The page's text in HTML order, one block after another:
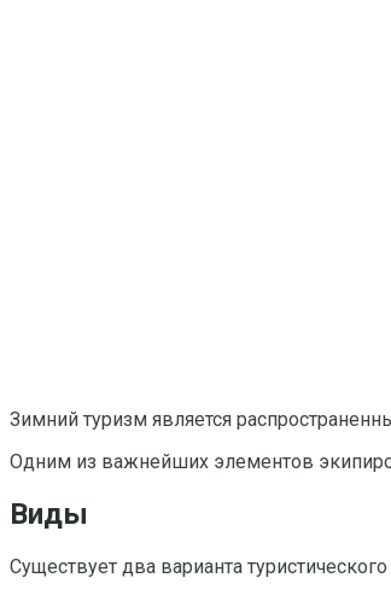
Зимний туризм является
Одним из важнейших элементов
Виды
Существует два варианта